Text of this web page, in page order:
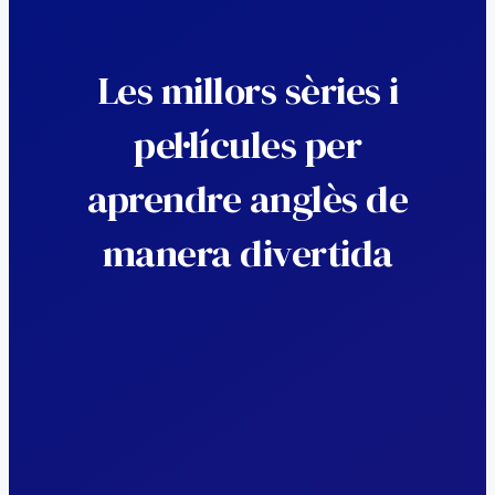
Les millors sèries i
pel·lícules per
aprendre anglès de
manera divertida